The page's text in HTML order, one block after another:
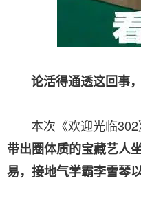
论活得通透这回事
本次《欢迎光临302
带出圈体质的宝藏艺人
易，接地气学霸李雪琴